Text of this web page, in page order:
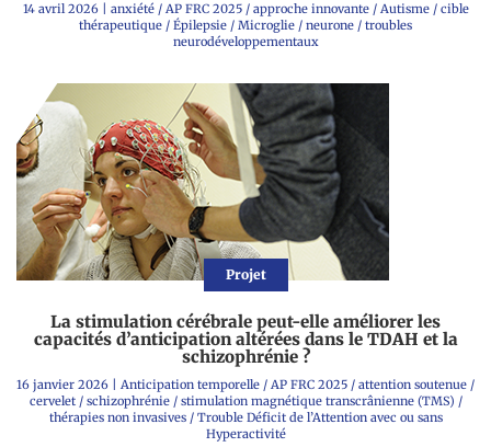
14 avril 2026| anxiété/ AP FRC 2025/ approche innovante/ Autisme/ cible
thérapeutique / Épilepsie / Microglie / neurone / troubles
neurodéveloppementaux
Projet
La stimulation cérébrale peut-elle améliorer les
capacités d’anticipation altérées dans le TDAH et la
schizophrénie ?
16 janvier 2026 Anticipation temporelle / AP FRC 2025 / attention soutenue /
cervelet/ schizophrénie/ stimulation magnétique transcrânienne (TMS) /
thérapies non invasives/ Trouble Déficit de l’Attention avec ou sans
Hyperactivité